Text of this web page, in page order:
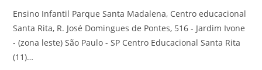
Ensino Infantil Parque Santa Madalena, Centro educacional
Santa Rita, R. José Domingues de Pontes, 516 - Jardim Ivone
- (zona leste) São Paulo - SP Centro Educacional Santa Rita
(11)…